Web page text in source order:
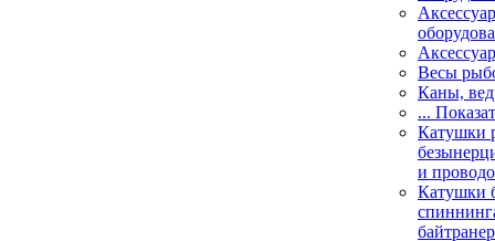
Весы
Каны,
...
Катушки
и
Катушки